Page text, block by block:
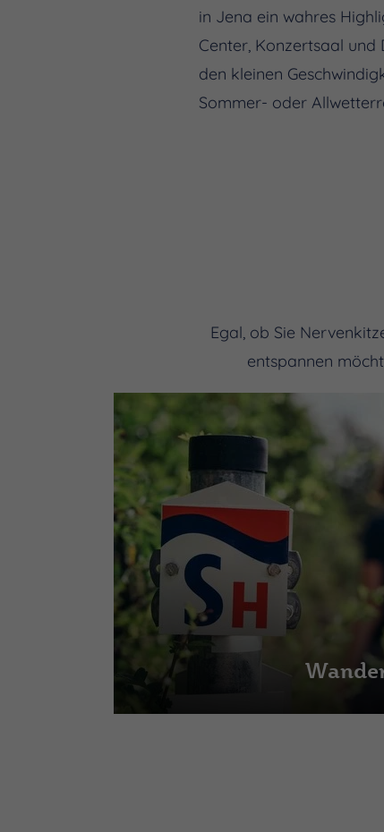
in Jena ein wahres
Center, Konzertsaal
den kleinen
Sommer- oder
Egal, ob Sie
entspannen